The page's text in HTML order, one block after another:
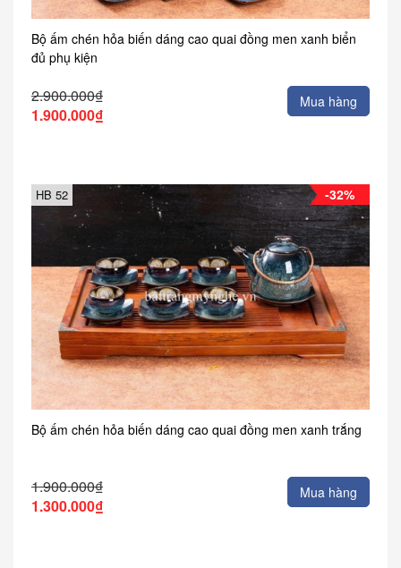
Bộ ấm chén hỏa biến dáng cao quai đồng men xanh biển
đủ phụ kiện
2.900.000₫
1.900.000₫
Mua hàng
-32%
HB 52
Bộ ấm chén hỏa biến dáng cao quai đồng men xanh trắng
1.900.000₫
1.300.000₫
Mua hàng